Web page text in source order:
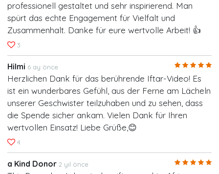
professionell gestaltet und sehr inspirierend. Man
spürt das echte Engagement für Vielfalt und
Zusammenhalt. Danke für eure wertvolle Arbeit! 👍
3
Hilmi 6 ay önce
Herzlichen Dank für das berührende Iftar-Video! Es
ist ein wunderbares Gefühl, aus der Ferne am Lächeln
unserer Geschwister teilzuhaben und zu sehen, dass
die Spende sicher ankam. Vielen Dank für Ihren
wertvollen Einsatz! Liebe Grüße,😊
4
a Kind Donor 2 yıl önce